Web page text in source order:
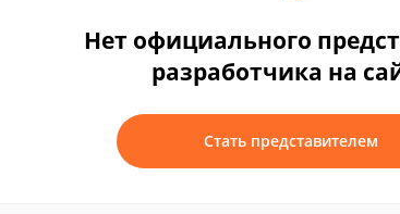
Нет официального
разработчика на
Стать представителем